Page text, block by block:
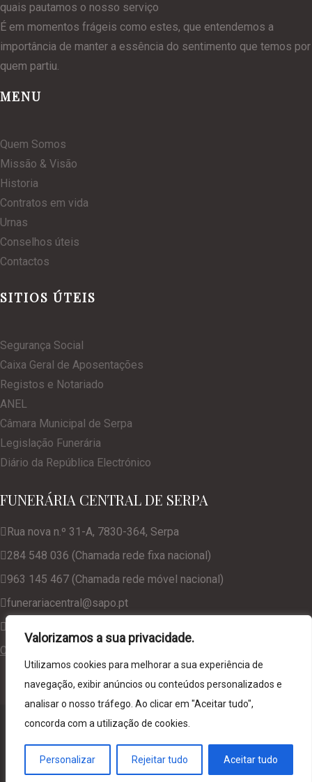
Valorizamos a sua privacidade.
Utilizamos cookies para melhorar a sua experiência de
navegação, exibir anúncios ou conteúdos personalizados e
analisar o nosso tráfego. Ao clicar em "Aceitar tudo",
concorda com a utilização de cookies.
Personalizar Rejeitar tudo Aceitar tudo
quais pautamos o nosso serviço
É em momentos frágeis como estes, que entendemos a
importância de manter a essência do sentimento que temos por
quem partiu.
MENU
Quem Somos
Missão & Visão
Historia
Contratos em vida
Urnas
Conselhos úteis
Contactos
SITIOS ÚTEIS
Segurança Social
Caixa Geral de Aposentações
Registos e Notariado
ANEL
Câmara Municipal de Serpa
Legislação Funerária
Diário da República Electrónico
FUNERÁRIA CENTRAL DE SERPA
Rua nova n.º 31-A, 7830-364, Serpa
284 548 036 (Chamada rede fixa nacional)
963 145 467 (Chamada rede móvel nacional)
funerariacentral@sapo.pt
Consulte a nossa Política de Privacidade
© 2024. Funerária Central de Serpa, desenvolvido por
Web Solutions